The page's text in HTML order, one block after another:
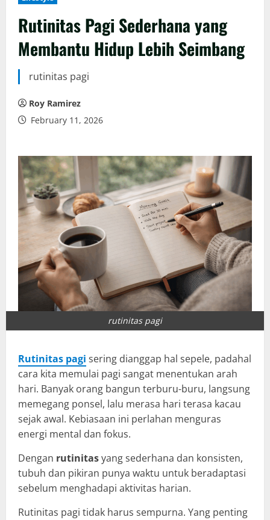
Rutinitas Pagi Sederhana yang
Membantu Hidup Lebih Seimbang
rutinitas pagi
Roy Ramirez
February 11, 2026
rutinitas pagi
Rutinitas pagi sering dianggap hal sepele, padahal
cara kita memulai pagi sangat menentukan arah
hari. Banyak orang bangun terburu-buru, langsung
memegang ponsel, lalu merasa hari terasa kacau
sejak awal. Kebiasaan ini perlahan menguras
energi mental dan fokus.
Dengan rutinitasyang sederhana dan konsisten,
tubuh dan pikiran punya waktu untuk beradaptasi
sebelum menghadapi aktivitas harian.
Rutinitas pagi tidak harus sempurna. Yang penting